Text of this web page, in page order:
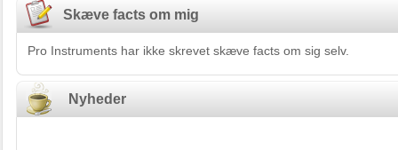
Skæve facts om mig
Pro Instruments har ikke skrevet skæve facts om sig selv.
Nyheder